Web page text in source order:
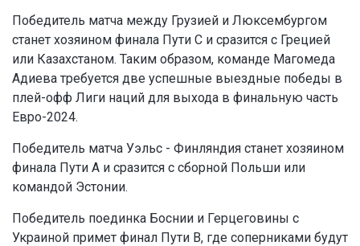
Победитель матча между Грузией и Люксембургом
станет хозяином финала Пути C и сразится с Грецией
или Казахстаном. Таким образом, команде Магомеда
Адиева требуется две успешные выездные победы в
плей-офф Лиги наций для выхода в финальную часть
Евро-2024.
Победитель матча Уэльс - Финляндия станет хозяином
финала Пути A и сразится с сборной Польши или
командой Эстонии.
Победитель поединка Боснии и Герцеговины с
Украиной примет финал Пути B, где соперниками будут